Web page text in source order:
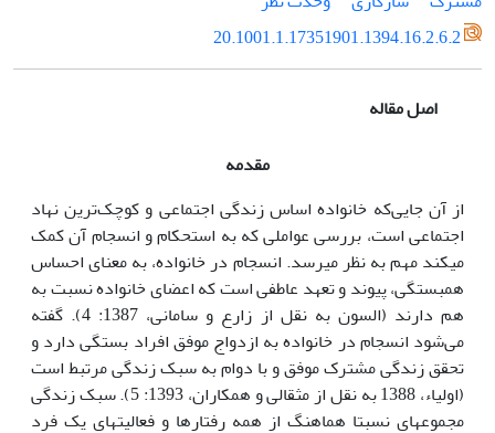
20.1001.1.17351901.1394.16.2.6.2
اصل مقاله
مقدمه
از آن‌ جایی‌که خانواده اساس زندگی اجتماعی و کوچک‌ترین نهاد
اجتماعی است، بررسی عواملی که به استحکام و انسجام آن کمک
می­کند مهم به نظر می­رسد. انسجام در خانواده، به معنای احساس
همبستگی، پیوند و تعهد عاطفی است که اعضای خانواده نسبت به
هم دارند (السون به نقل از زارع و سامانی، 1387: 4). گفته
می‌شود انسجام در خانواده به ازدواج موفق افراد بستگی دارد و
تحقق زندگی مشترک موفق و با دوام به سبک زندگی مرتبط است
(اولیاء، 1388 به نقل از مثقالی و همکاران، 1393: 5). سبک زندگی
مجموعه­ای نسبتا هماهنگ از همه رفتارها و فعالیت­های یک فرد